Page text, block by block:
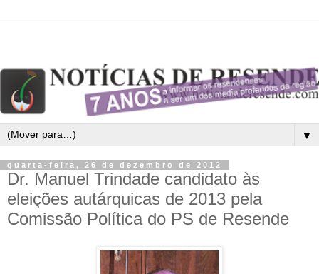
▼
quarta-feira, 26 de dezembro de 2012
Dr. Manuel Trindade candidato às
eleições autárquicas de 2013 pela
Comissão Política do PS de Resende